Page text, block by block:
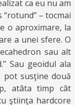
ca eu nu am
– tocmai
o aproximare, la
a unei sfere. O
sau alt
Sau geoidul ala
pot susţine două
atâta timp cât
ştiinţa hardcore